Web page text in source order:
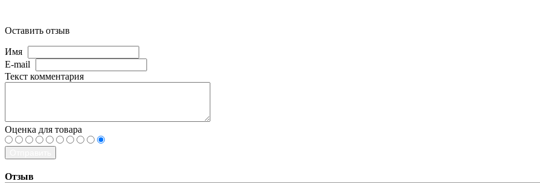
Оставить отзыв
Имя
E-mail
Текст комментария
Оценка для товара
Отзыв